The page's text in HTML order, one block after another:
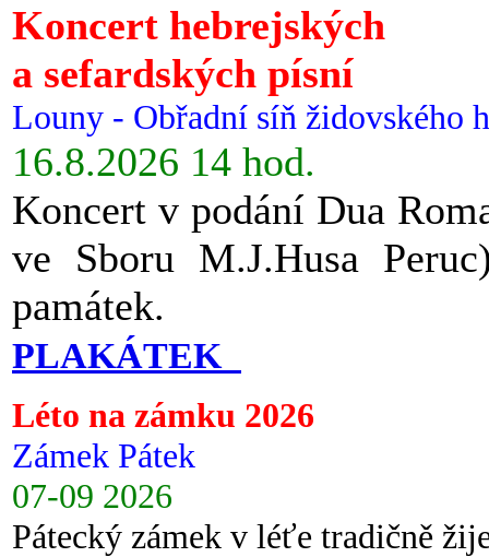
Koncert hebrejských
a sefardských písní
Louny - Obřadní síň židovského
16.8.2026 14 hod.
Koncert v podání Dua
ve Sboru M.J.Husa
památek.
PLAKÁTEK
Léto na zámku 2026
Zámek Pátek
07-09 2026
Pátecký zámek v léťe tradičně